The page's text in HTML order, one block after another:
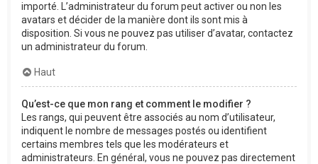
importé. L’administrateur du forum peut activer ou non les
avatars et décider de la manière dont ils sont mis à
disposition. Si vous ne pouvez pas utiliser d’avatar, contactez
un administrateur du forum.
Haut
Qu’est-ce que mon rang et comment le modifier ?
Les rangs, qui peuvent être associés au nom d’utilisateur,
indiquent le nombre de messages postés ou identifient
certains membres tels que les modérateurs et
administrateurs. En général, vous ne pouvez pas directement